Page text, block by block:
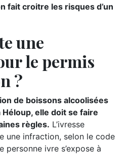
fait croitre les risques d’un
une
le permis
?
de boissons alcoolisées
elle doit se faire
règles. L’ivresse
une infraction, selon le code
personne ivre s’expose à